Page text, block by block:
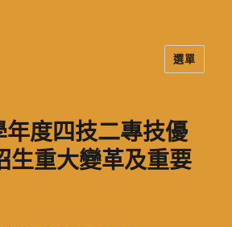
選單
年度四技二專技優
生重大變革及重要